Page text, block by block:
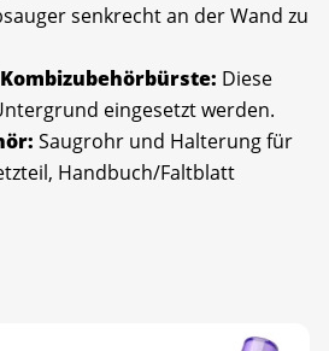
senkrecht an der Wand zu
Diese
eingesetzt werden.
Saugrohr und Halterung für
Handbuch/Faltblatt